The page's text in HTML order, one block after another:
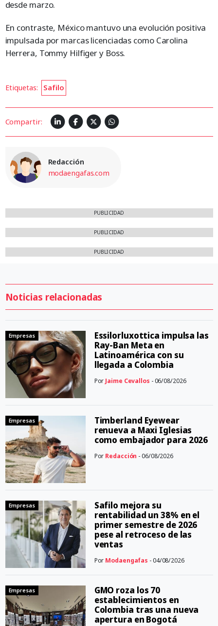
desde marzo.
En contraste, México mantuvo una evolución positiva
impulsada por marcas licenciadas como Carolina
Herrera, Tommy Hilfiger y Boss.
Etiquetas: Safilo
Compartir:
Redacción
modaengafas.com
PUBLICIDAD
PUBLICIDAD
PUBLICIDAD
Noticias relacionadas
Empresas
Essilorluxottica impulsa las
Ray-Ban Meta en
Latinoamérica con su
llegada a Colombia
Por Jaime Cevallos - 06/08/2026
Empresas
Timberland Eyewear
renueva a Maxi Iglesias
como embajador para 2026
Por Redacción - 06/08/2026
Empresas
Safilo mejora su
rentabilidad un 38% en el
primer semestre de 2026
pese al retroceso de las
ventas
Por Modaengafas - 04/08/2026
Empresas
GMO roza los 70
establecimientos en
Colombia tras una nueva
apertura en Bogotá